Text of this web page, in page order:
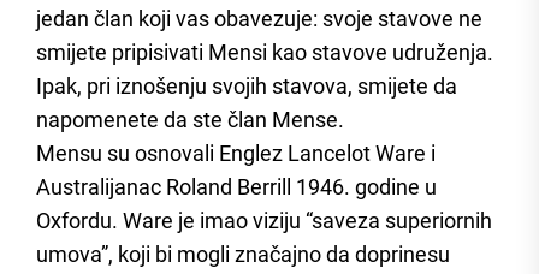
jedan član koji vas obavezuje: svoje stavove ne
smijete pripisivati Mensi kao stavove udruženja.
Ipak, pri iznošenju svojih stavova, smijete da
napomenete da ste član Mense.
Mensu su osnovali Englez Lancelot Ware i
Australijanac Roland Berrill 1946. godine u
Oxfordu. Ware je imao viziju “saveza superiornih
umova”, koji bi mogli značajno da doprinesu